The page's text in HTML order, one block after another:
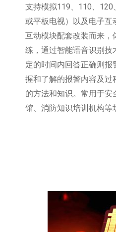
支持模拟119、110、
或平板电视）以及电子互
互动模块配套改装而来
练，通过智能语音识别技
定的时间内回答正确则
握和了解的报警内容及过
的方法和知识。常用于
馆、消防知识培训机构等